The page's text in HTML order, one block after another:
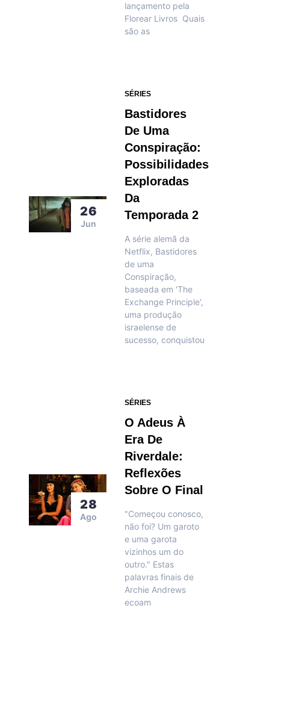
lançamento pela
Florear Livros Quais
são as
26
Jun
SÉRIES
Bastidores
De Uma
Conspiração:
Possibilidades
Exploradas
Da
Temporada 2
A série alemã da
Netflix, Bastidores
de uma
Conspiração,
baseada em 'The
Exchange Principle',
uma produção
israelense de
sucesso, conquistou
28
Ago
SÉRIES
O Adeus À
Era De
Riverdale:
Reflexões
Sobre O Final
"Começou conosco,
não foi? Um garoto
e uma garota
vizinhos um do
outro." Estas
palavras finais de
Archie Andrews
ecoam